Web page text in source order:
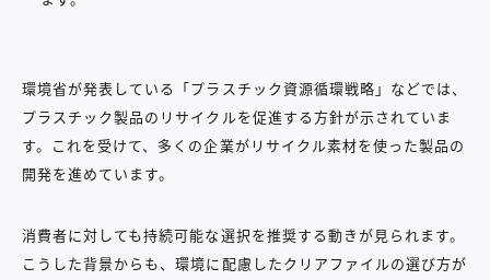
環境省が発表している「プラスチック資源循環戦略」などでは、
プラスチック製品のリサイクルを促進する方針が示されていま
す。これを受けて、多くの企業がリサイクル素材を使った製品の
開発を進めています。
消費者に対しても持続可能な選択を推奨する動きが見られます。
こうした背景からも、環境に配慮したクリアファイルの選び方が